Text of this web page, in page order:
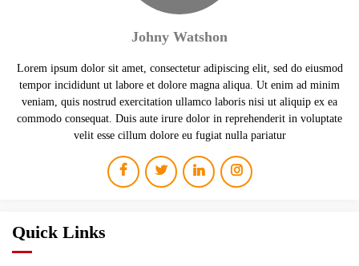
Johny Watshon
Lorem ipsum dolor sit amet, consectetur adipiscing elit, sed do eiusmod
tempor incididunt ut labore et dolore magna aliqua. Ut enim ad minim
veniam, quis nostrud exercitation ullamco laboris nisi ut aliquip ex ea
commodo consequat. Duis aute irure dolor in reprehenderit in voluptate
velit esse cillum dolore eu fugiat nulla pariatur
Quick Links